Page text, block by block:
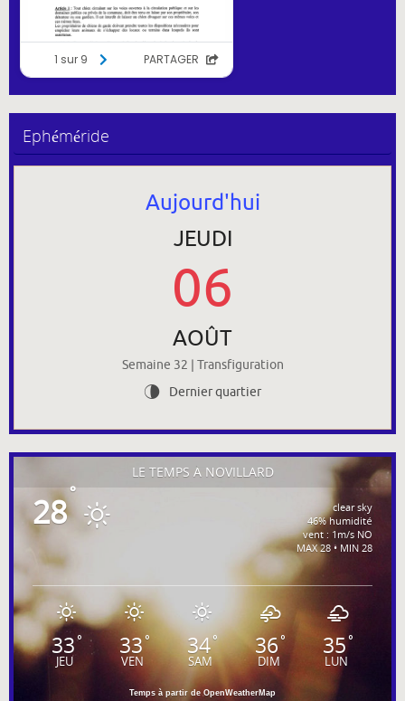
Ephéméride
Aujourd'hui
JEUDI
06
AOÛT
Semaine 32 | Transfiguration
U Dernier quartier
LE TEMPS À NOVILLARD
28°
clear sky
46% humidité
vent : 1m/s NO
MAX 28 • MIN 28
33°
JEU
33°
VEN
34°
SAM
36°
DIM
35°
LUN
Temps à partir de OpenWeatherMap